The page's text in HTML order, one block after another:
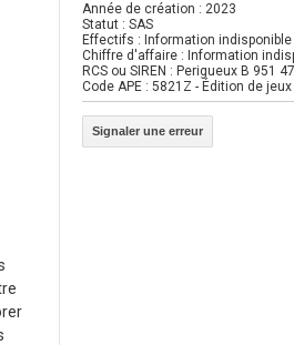
Année de création : 2023
Statut : SAS
Effectifs : Information indisponible
Chiffre d'affaire : Information
RCS ou SIREN : Perigueux B 951
Code APE : 5821Z - Édition de
Signaler une erreur